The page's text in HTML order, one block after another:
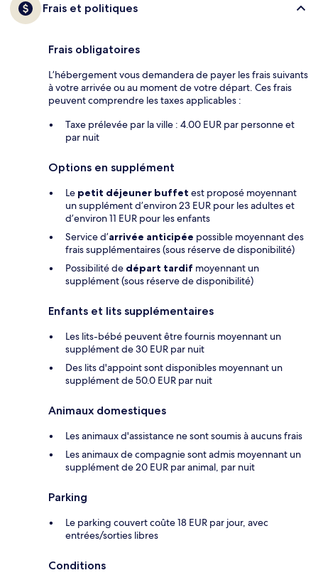
Frais et politiques
Frais obligatoires
L’hébergement vous demandera de payer les frais suivants
à votre arrivée ou au moment de votre départ. Ces frais
peuvent comprendre les taxes applicables :
Taxe prélevée par la ville : 4.00 EUR par personne et
par nuit
Options en supplément
Le petit déjeuner buffet est proposé moyennant
un supplément d’environ 23 EUR pour les adultes et
d’environ 11 EUR pour les enfants
Service d’arrivée anticipée possible moyennant des
frais supplémentaires (sous réserve de disponibilité)
Possibilité de départ tardif moyennant un
supplément (sous réserve de disponibilité)
Enfants et lits supplémentaires
Les lits-bébé peuvent être fournis moyennant un
supplément de 30 EUR par nuit
Des lits d'appoint sont disponibles moyennant un
supplément de 50.0 EUR par nuit
Animaux domestiques
Les animaux d'assistance ne sont soumis à aucuns frais
Les animaux de compagnie sont admis moyennant un
supplément de 20 EUR par animal, par nuit
Parking
Le parking couvert coûte 18 EUR par jour, avec
entrées/sorties libres
Conditions